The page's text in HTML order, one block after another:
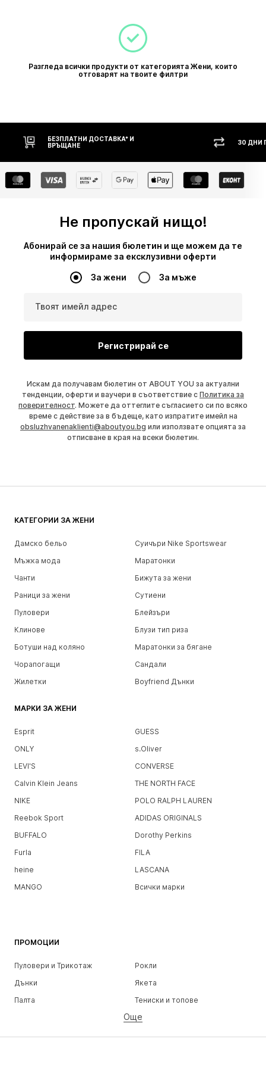
Разгледа всички продукти от категорията Жени, които
отговарят на твоите филтри
БЕЗПЛАТНИ ДОСТАВКА* И
ВРЪЩАНЕ
30 ДНИ
Не пропускай нищо!
Абонирай се за нашия бюлетин и ще можем да те
информираме за ексклузивни оферти
За жени За мъже
Твоят имейл адрес
Регистрирай се
Искам да получавам бюлетин от ABOUT YOU за актуални
тенденции, оферти и ваучери в съответствие с Политика за
поверителност. Можете да оттеглите съгласието си по всяко
време с действие за в бъдеще, като изпратите имейл на
obsluzhvanenaklienti@aboutyou.bg или използвате опцията за
отписване в края на всеки бюлетин.
КАТЕГОРИИ ЗА ЖЕНИ
Дамско бельо
Суичъри Nike Sportswear
Мъжка мода
Маратонки
Чанти
Бижута за жени
Раници за жени
Сутиени
Пуловери
Блейзъри
Клинове
Блузи тип риза
Ботуши над коляно
Маратонки за бягане
Чорапогащи
Сандали
Жилетки
Boyfriend Дънки
МАРКИ ЗА ЖЕНИ
Esprit
GUESS
ONLY
s.Oliver
LEVI'S
CONVERSE
Calvin Klein Jeans
THE NORTH FACE
NIKE
POLO RALPH LAUREN
Reebok Sport
ADIDAS ORIGINALS
BUFFALO
Dorothy Perkins
Furla
FILA
heine
LASCANA
MANGO
Всички марки
ПРОМОЦИИ
Пуловери и Трикотаж
Рокли
Дънки
Якета
Палта
Тениски и топове
Бельо
Поли
Блузи и туники
Още